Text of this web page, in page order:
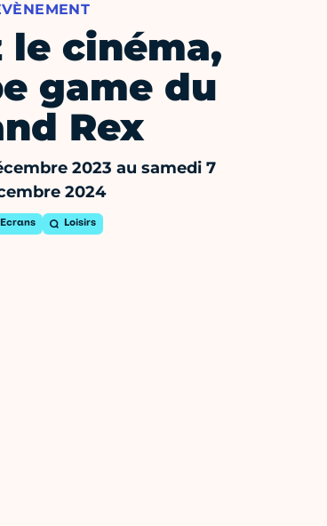
le cinéma,
game du
Rex
2023 au samedi 7
2024
Ecrans Loisirs